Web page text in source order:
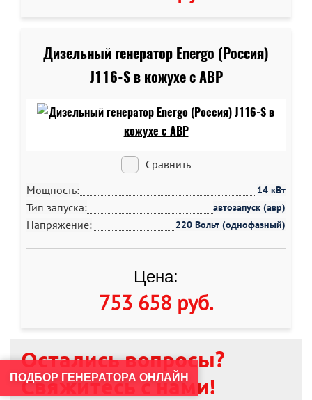
Дизельный генератор Energo (Россия)
J116-S в кожухе c АВР
Сравнить
Мощность:
14 кВт
Тип запуска: автозапуск (авр)
Напряжение: 220 Вольт (однофазный)
Цена:
753 658 руб.
Остались вопросы?
Свяжитесь с нами!
ПОДБОР ГЕНЕРАТОРА ОНЛАЙН